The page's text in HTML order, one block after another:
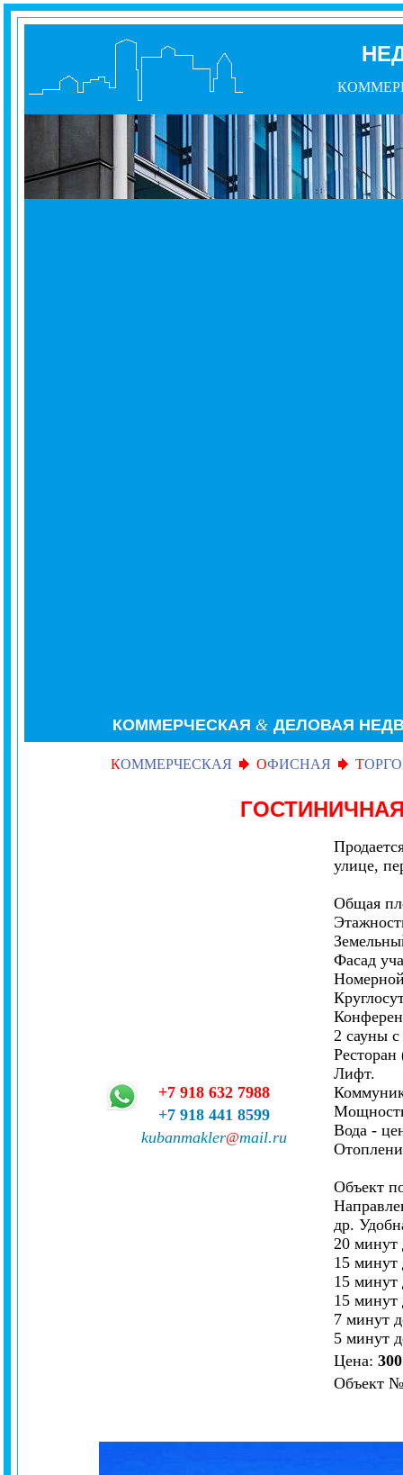
КОММЕРЧЕСКАЯ & ДЕЛОВАЯ
КОММЕРЧЕСКАЯ ОФИСНАЯ Т
+7 918 632 7988
+7 918 441 8599
kubanmakler@mail.ru
улице,
Общая
Фасад
2 сауны
Лифт.
Вода -
Объект
др.
20 минут
15 минут
15 минут
15 минут
7 минут
5 минут
Цена:
Объект №